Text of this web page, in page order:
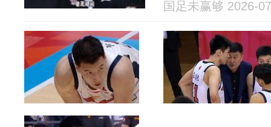
国足未赢够 2026-